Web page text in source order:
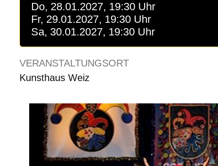
Do, 28.01.2027, 19:30 Uhr
Fr, 29.01.2027, 19:30 Uhr
Sa, 30.01.2027, 19:30 Uhr
VERANSTALTUNGSORT
Kunsthaus Weiz